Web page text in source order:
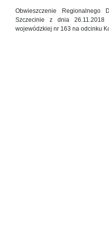
Obwieszczenie Regionalnego
Szczecinie z dnia
wojewódzkiej nr 163 na odcinku